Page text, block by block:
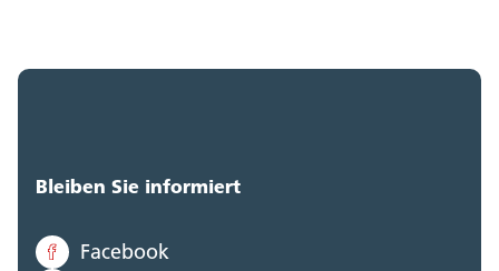
Amt für Landwirtschaft (0)
Bleiben Sie informiert
Facebook